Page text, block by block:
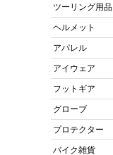
ツーリング用品
ヘルメット
アパレル
アイウェア
フットギア
グローブ
プロテクター
バイク雑貨